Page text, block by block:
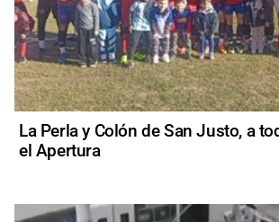
La Perla y Colón de San Justo, a
el Apertura